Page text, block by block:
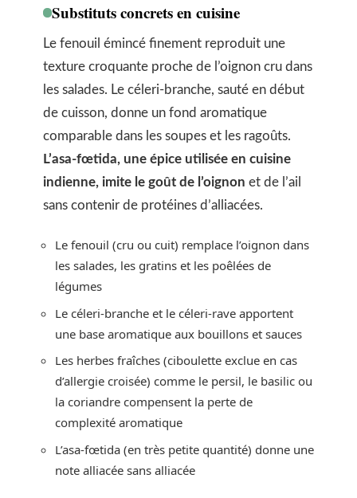
Substituts concrets en cuisine
Le fenouil émincé finement reproduit une
texture croquante proche de l’oignon cru dans
les salades. Le céleri-branche, sauté en début
de cuisson, donne un fond aromatique
comparable dans les soupes et les ragoûts.
L’asa-fœtida, une épice utilisée en cuisine
indienne, imite le goût de l’oignon et de l’ail
sans contenir de protéines d’alliacées.
Le fenouil (cru ou cuit) remplace l’oignon dans
les salades, les gratins et les poêlées de
légumes
Le céleri-branche et le céleri-rave apportent
une base aromatique aux bouillons et sauces
Les herbes fraîches (ciboulette exclue en cas
d’allergie croisée) comme le persil, le basilic ou
la coriandre compensent la perte de
complexité aromatique
L’asa-fœtida (en très petite quantité) donne une
note alliacée sans alliacée